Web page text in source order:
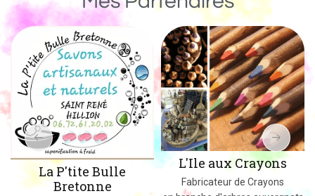
L'Ile aux Crayons
Fabricateur de Crayons
Un Monde de Bois
Des jeux, jouets et objets en bois
massif fabriqués dans le 02